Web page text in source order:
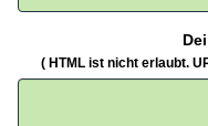
( HTML ist nicht erlaubt.